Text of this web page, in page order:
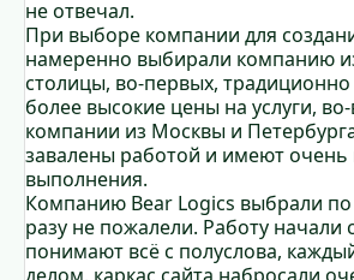
не отвечал.
При выборе компании для
намеренно выбирали компанию
столицы, во-первых,
более высокие цены на услуги,
компании из Москвы и
завалены работой и имеют очень
выполнения.
Компанию Bear Logics выбрали
разу не пожалели. Работу начали
понимают всё с полуслова,